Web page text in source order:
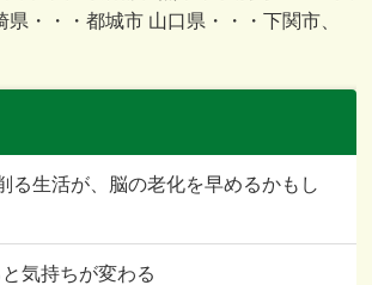
県・・・都城市 山口県・・・下関市、
る生活が、脳の老化を早めるかもし
気持ちが変わる